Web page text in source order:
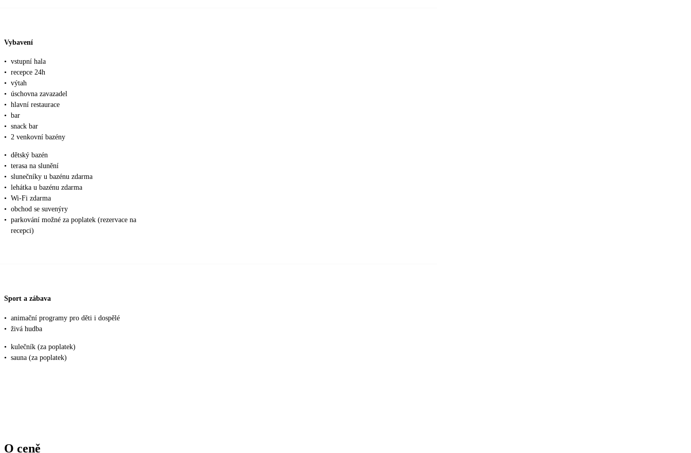
Vybavení
• vstupní hala
• recepce 24h
• výtah
• úschovna zavazadel
• hlavní restaurace
• bar
• snack bar
• 2 venkovní bazény
• dětský bazén
• terasa na slunění
• slunečníky u bazénu zdarma
• lehátka u bazénu zdarma
• Wi-Fi zdarma
• obchod se suvenýry
• parkování možné za poplatek (rezervace na
recepci)
Sport a zábava
• animační programy pro děti i dospělé
• živá hudba
• kulečník (za poplatek)
• sauna (za poplatek)
O ceně